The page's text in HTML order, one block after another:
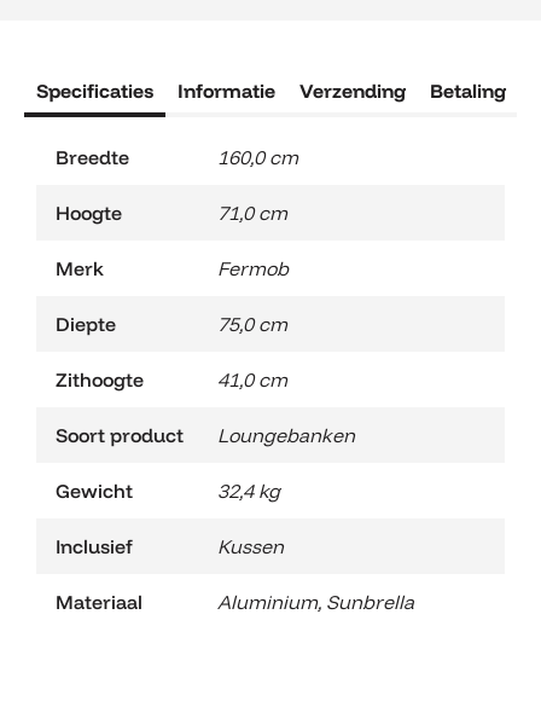
Specificaties Informatie Verzending Betaling
Breedte 160,0 cm
Hoogte 71,0 cm
Merk Fermob
Diepte 75,0 cm
Zithoogte 41,0 cm
Soort product Loungebanken
Gewicht 32,4 kg
Inclusief Kussen
Materiaal Aluminium, Sunbrella